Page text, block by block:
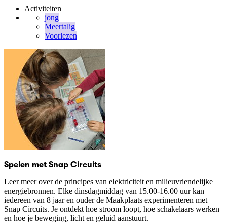
Activiteiten
jong
Meertalig
Voorlezen
Spelen met Snap Circuits
Leer meer over de principes van elektriciteit en milieuvriendelijke
energiebronnen. Elke dinsdagmiddag van 15.00-16.00 uur kan
iedereen van 8 jaar en ouder de Maakplaats experimenteren met
Snap Circuits. Je ontdekt hoe stroom loopt, hoe schakelaars werken
en hoe je beweging, licht en geluid aanstuurt.